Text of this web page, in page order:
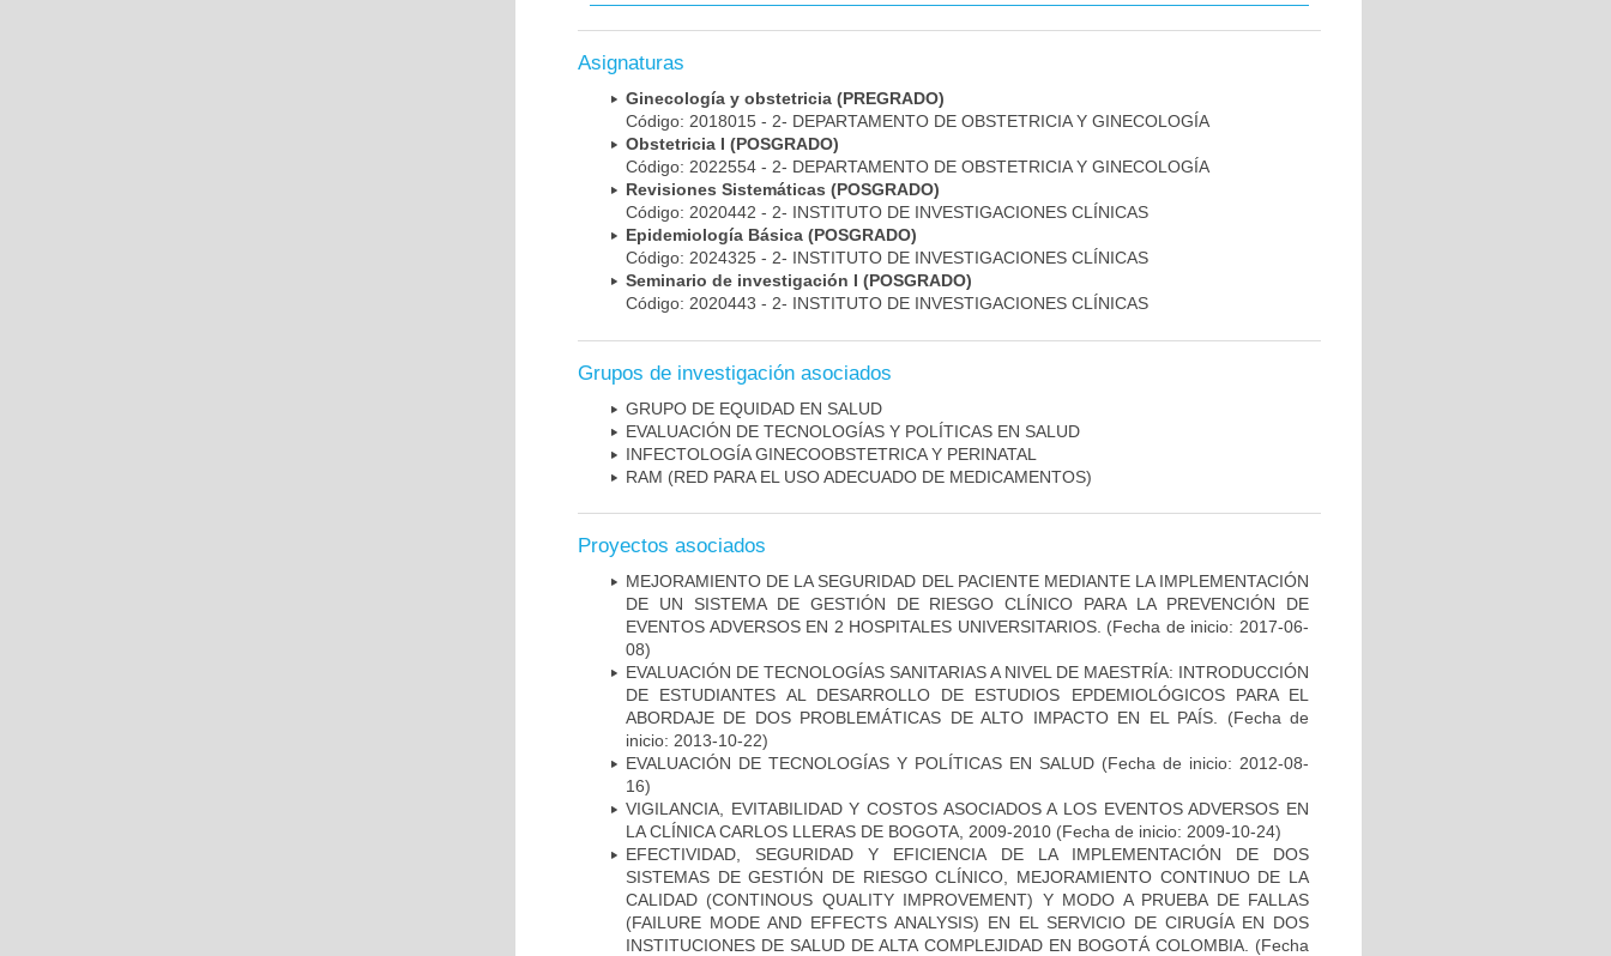
Asignaturas
Ginecología y obstetricia (PREGRADO)
Código: 2018015 - 2- DEPARTAMENTO DE OBSTETRICIA Y GINECOLOGÍA
Obstetricia I (POSGRADO)
Código: 2022554 - 2- DEPARTAMENTO DE OBSTETRICIA Y GINECOLOGÍA
Revisiones Sistemáticas (POSGRADO)
Código: 2020442 - 2- INSTITUTO DE INVESTIGACIONES CLÍNICAS
Epidemiología Básica (POSGRADO)
Código: 2024325 - 2- INSTITUTO DE INVESTIGACIONES CLÍNICAS
Seminario de investigación I (POSGRADO)
Código: 2020443 - 2- INSTITUTO DE INVESTIGACIONES CLÍNICAS
Grupos de investigación asociados
GRUPO DE EQUIDAD EN SALUD
EVALUACIÓN DE TECNOLOGÍAS Y POLÍTICAS EN SALUD
INFECTOLOGÍA GINECOOBSTETRICA Y PERINATAL
RAM (RED PARA EL USO ADECUADO DE MEDICAMENTOS)
Proyectos asociados
MEJORAMIENTO DE LA SEGURIDAD DEL PACIENTE MEDIANTE LA IMPLEMENTACIÓN
DE UN SISTEMA DE GESTIÓN DE RIESGO CLÍNICO PARA LA PREVENCIÓN DE
EVENTOS ADVERSOS EN 2 HOSPITALES UNIVERSITARIOS. (Fecha de inicio: 2017-06-
08)
EVALUACIÓN DE TECNOLOGÍAS SANITARIAS A NIVEL DE MAESTRÍA: INTRODUCCIÓN
DE ESTUDIANTES AL DESARROLLO DE ESTUDIOS EPDEMIOLÓGICOS PARA EL
ABORDAJE DE DOS PROBLEMÁTICAS DE ALTO IMPACTO EN EL PAÍS.
(Fecha de
inicio: 2013-10-22)
EVALUACIÓN DE TECNOLOGÍAS Y POLÍTICAS EN SALUD (Fecha de inicio: 2012-08-
16)
VIGILANCIA, EVITABILIDAD Y COSTOS ASOCIADOS A LOS EVENTOS ADVERSOS EN
LA CLÍNICA CARLOS LLERAS DE BOGOTA, 2009-2010 (Fecha de inicio: 2009-10-24)
EFECTIVIDAD, SEGURIDAD Y EFICIENCIA DE LA IMPLEMENTACIÓN DE DOS
SISTEMAS DE GESTIÓN DE RIESGO CLÍNICO, MEJORAMIENTO CONTINUO DE LA
CALIDAD (CONTINOUS QUALITY IMPROVEMENT) Y MODO A PRUEBA DE FALLAS
(FAILURE MODE AND EFFECTS ANALYSIS) EN EL SERVICIO DE CIRUGÍA EN DOS
INSTITUCIONES DE SALUD DE ALTA COMPLEJIDAD EN BOGOTÁ COLOMBIA.
(Fecha